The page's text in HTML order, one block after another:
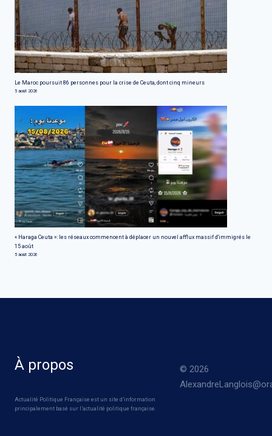
Le Maroc poursuit 86 personnes pour la crise de Ceuta, dont cinq mineurs
5 août 2026
« Haraga Ceuta »: les réseaux commencent à déplacer un nouvel afflux massif d'immigrés le
15 août
5 août 2026
À propos
Actualité Politique Française est un site d’information
principalement basé sur l’actualité politique française.
© 2026